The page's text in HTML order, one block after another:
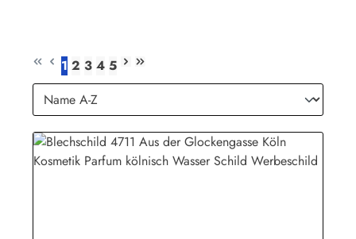
Seite
1 Seite
2 Seite
3 Seite
4 Seite
5